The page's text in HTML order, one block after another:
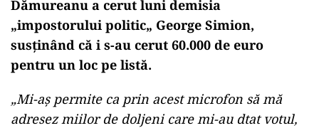
Dămureanu a cerut luni demisia
„impostorului politic„ George Simion,
susținând că i s-au cerut 60.000 de euro
pentru un loc pe listă.
„Mi-aș permite ca prin acest microfon să mă
adresez miilor de doljeni care mi-au dtat votul,